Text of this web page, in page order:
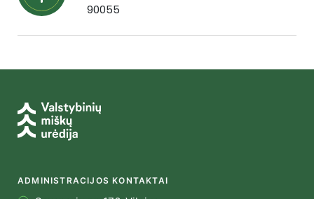
90055
ADMINISTRACIJOS KONTAKTAI